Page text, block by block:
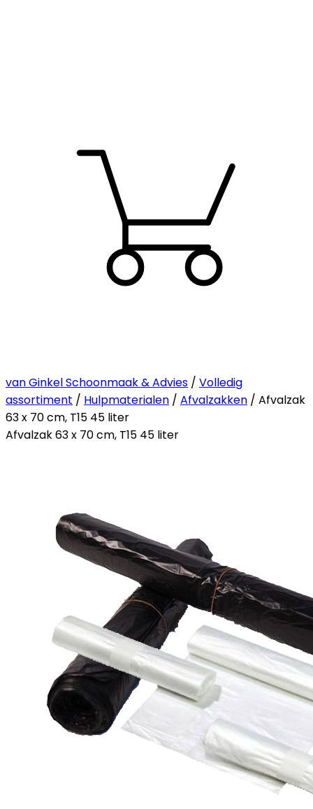
van Ginkel Schoonmaak & Advies / Volledig
assortiment / Hulpmaterialen / Afvalzakken / Afvalzak
63 x 70 cm, T15 45 liter
Afvalzak 63 x 70 cm, T15 45 liter